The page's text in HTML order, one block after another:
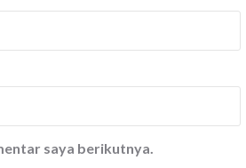
saya berikutnya.